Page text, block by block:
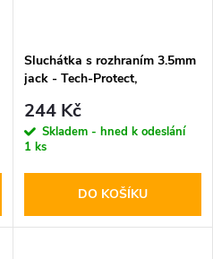
Sluchátka s rozhraním 3.5mm
jack - Tech-Protect,
White
244 Kč
Skladem - hned k odeslání
1 ks
DO KOŠÍKU